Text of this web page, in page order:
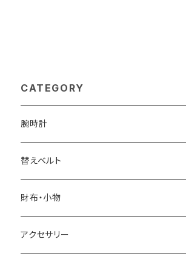
CATEGORY
腕時計
ELGIN
SALVATORE MARRA
CASIO
替えベルト
COACH
DANIEL WELLINGTON
財布・小物
SONNE
アクセサリー